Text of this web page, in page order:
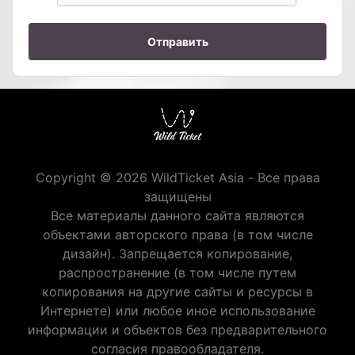
Отправить
Copyright © 2026 WildTicket Asia - Все права
защищены
Все материалы данного сайта являются
объектами авторского права (в том числе
дизайн). Запрещается копирование,
распространение (в том числе путем
копирования на другие сайты и ресурсы в
Интернете) или любое иное использование
информации и объектов без предварительного
согласия правообладателя.